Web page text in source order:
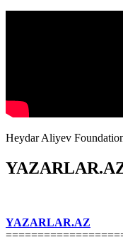
Heydar Aliyev
YAZARLAR.AZ